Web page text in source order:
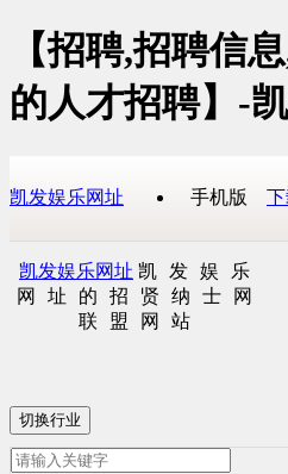
【招聘,招聘信
的人才招聘】-
凯发娱乐网址 手机版
凯发娱乐网址 凯发娱乐
网址的招贤纳士网
联盟网站
切换行业